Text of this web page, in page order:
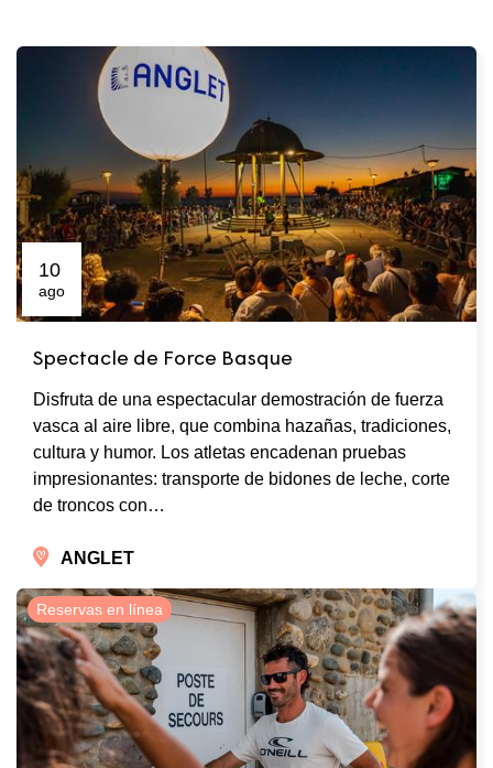
10
ago
Spectacle de Force Basque
Disfruta de una espectacular demostración de fuerza
vasca al aire libre, que combina hazañas, tradiciones,
cultura y humor. Los atletas encadenan pruebas
impresionantes: transporte de bidones de leche, corte
de troncos con…
ANGLET
Reservas en línea